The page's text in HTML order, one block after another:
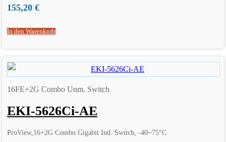
155,20 €
In den Warenkorb
16FE+2G Combo Unm. Switch
EKI-5626Ci-AE
ProView,16+2G Combo Gigabit Ind. Switch, -40~75°C